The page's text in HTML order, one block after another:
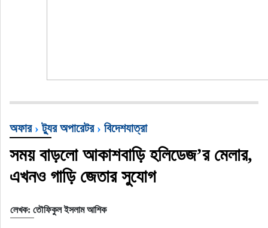
অফার›ট্যুর অপারেটর› বিদেশযাত্রা
সময় বাড়লো আকাশবাড়ি হলিডেজ’র মেলার,
এখনও গাড়ি জেতার সুযোগ
লেখক: তৌফিকুল ইসলাম আশিক